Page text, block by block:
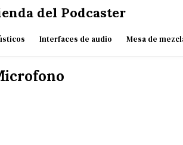
del Podcaster
Interfaces de audio Mesa de